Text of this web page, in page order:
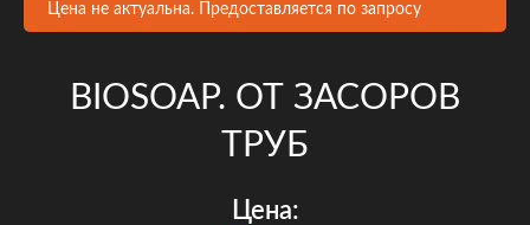
Цена не актуальна. Предоставляется по запросу
BIOSOAP. ОТ ЗАСОРОВ
ТРУБ
Цена: